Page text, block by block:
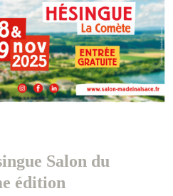
Salon du
édition